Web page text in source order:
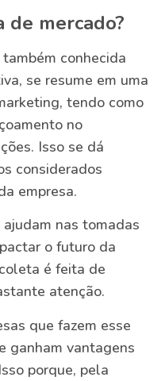
de mercado?
conhecida
se resume em uma
tendo como
no
Isso se dá
considerados
empresa.
nas tomadas
o futuro da
é feita de
atenção.
que fazem esse
ganham vantagens
porque, pela